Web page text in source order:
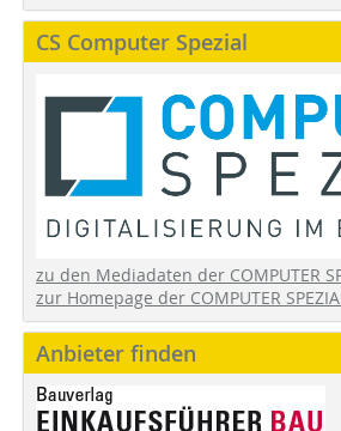
CS Computer Spezial
zu den Mediadaten der COMPUTER
zur Homepage der COMPUTER
Anbieter finden